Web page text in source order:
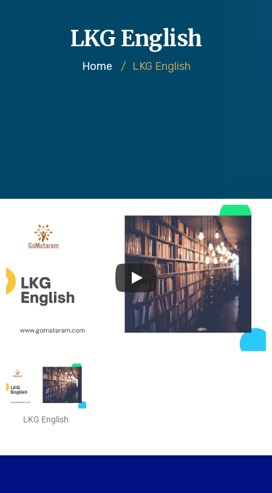
LKG English
Home / LKG English
LKG English